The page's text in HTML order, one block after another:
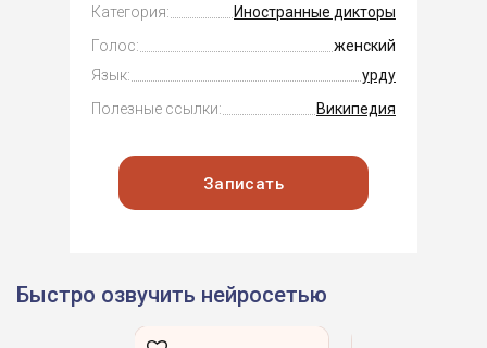
Категория:
Иностранные дикторы
Голос:
женский
Язык:
урду
Полезные ссылки:
Википедия
Записать
Быстро озвучить нейросетью